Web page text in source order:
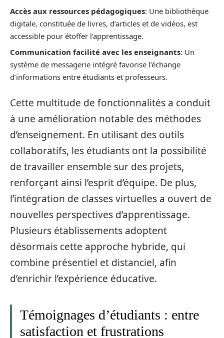
Accès aux ressources pédagogiques: Une bibliothèque
digitale, constituée de livres, d’articles et de vidéos, est
accessible pour étoffer l’apprentissage.
Communication facilité avec les enseignants: Un
système de messagerie intégré favorise l’échange
d’informations entre étudiants et professeurs.
Cette multitude de fonctionnalités a conduit
à une amélioration notable des méthodes
d’enseignement. En utilisant des outils
collaboratifs, les étudiants ont la possibilité
de travailler ensemble sur des projets,
renforçant ainsi l’esprit d’équipe. De plus,
l’intégration de classes virtuelles a ouvert de
nouvelles perspectives d’apprentissage.
Plusieurs établissements adoptent
désormais cette approche hybride, qui
combine présentiel et distanciel, afin
d’enrichir l’expérience éducative.
Témoignages d’étudiants : entre
satisfaction et frustrations